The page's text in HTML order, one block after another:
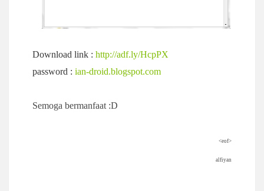
Download link : http://adf.ly/HcpPX
password : ian-droid.blogspot.com
Semoga bermanfaat :D
<eof>
alfiyan